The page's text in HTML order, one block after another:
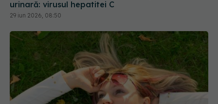
urinară: virusul hepatitei C
29 iun 2026, 08:50